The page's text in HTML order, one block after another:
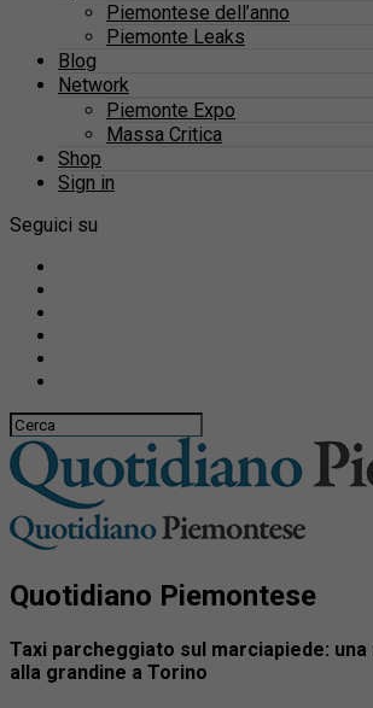
Piemontese dell’anno
Piemonte Leaks
Blog
Network
Piemonte Expo
Massa Critica
Shop
Sign in
Seguici su
Quotidiano Piemontese
Taxi parcheggiato sul marciapiede:
alla grandine a Torino